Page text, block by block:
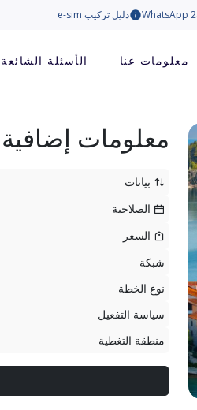
WhatsApp دليل تركيب e-sim
معلومات عنا الأسئلة الشائعة
معلومات إضافية
بيانات
الصلاحية
السعر
شبكة
نوع الخطة
سياسة التفعيل
منطقة التغطية